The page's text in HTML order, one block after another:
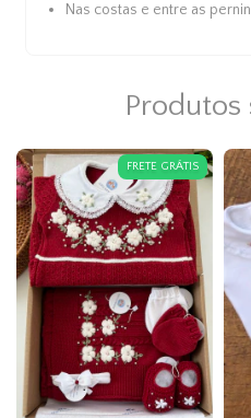
Nas costas e entre as
Produtos
FRETE GRÁTIS